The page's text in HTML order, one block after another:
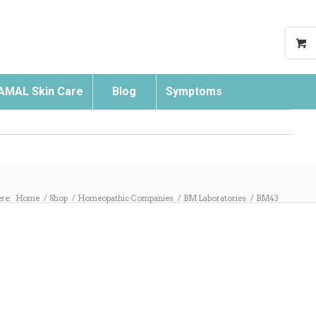
Skin Care Blog Symptoms
Home / Shop / Homeopathic Companies / BM Laboratories / BM43